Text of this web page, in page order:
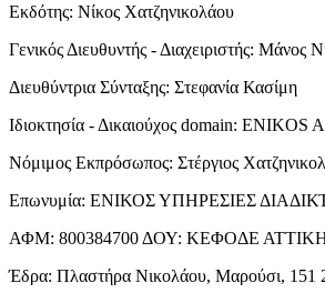
Εκδότης: Νίκος Χατζηνικολάου
Γενικός Διευθυντής - Διαχειριστής: Μάνος
Διευθύντρια Σύνταξης: Στεφανία Κασίμη
Ιδιοκτησία - Δικαιούχος domain: ENIKOS
Νόμιμος Εκπρόσωπος: Στέργιος
Επωνυμία: ΕΝΙΚΟΣ ΥΠΗΡΕΣΙΕΣ
ΑΦΜ: 800384700 ΔΟΥ: ΚΕΦΟΔΕ
Έδρα: Πλαστήρα Νικολάου, Μαρούσι, 151